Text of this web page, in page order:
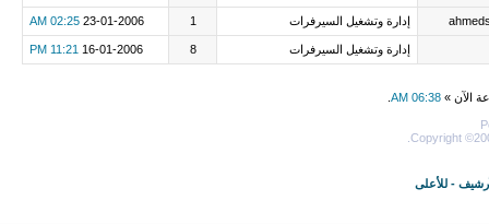
إدارة وتشغيل السيرفرات 1
23-01-2006
02:25 AM
إدارة وتشغيل السيرفرات 8
16-01-2006
11:21 PM
الآن » 06:38 AM
Copyright
- للأعلى